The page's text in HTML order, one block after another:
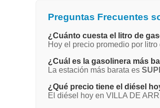
Preguntas Frecuentes
¿Cuánto cuesta el litro de
Hoy el precio promedio por
¿Cuál es la gasolinera más
La estación más barata es
¿Qué precio tiene el diésel
El diésel hoy en VILLA DE